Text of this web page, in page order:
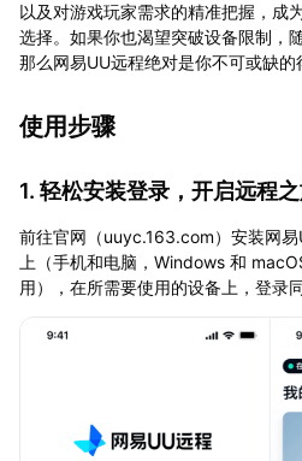
以及对游戏玩家需求的精准把握，成
选择。如果你也渴望突破设备限制，
那么网易UU远程绝对是你不可或缺的
使用步骤
1. 轻松安装登录，开启远程
前往官网（uuyc.163.com）安装网
上（手机和电脑，Windows 和
用），在所需要使用的设备上，登录